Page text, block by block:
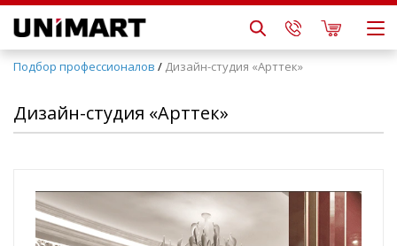
Подбор профессионалов / Дизайн-студия «Арттек»
Дизайн-студия «Арттек»